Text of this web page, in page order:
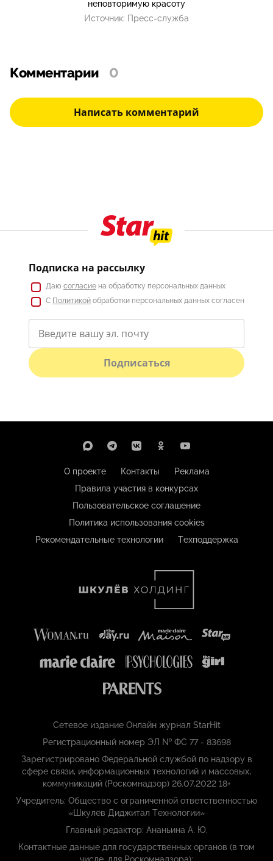
неповторимую красоту
Источник: Пресс-служба
Комментарии 0
Написать комментарий
Подписка на рассылку
Даю согласие на обработку персональных данных
С Политикой обработки персональных данных согласен
Подписаться
О проекте Контакты
Реклама
Правила участия в конкурсах
Пользовательское соглашение
Политика использования cookies
Рекомендательные технологии
Техподдержка
Сетевое издание Онлайн журнал StarHit
Регистрационный номер ЭЛ № ФС 77 - 83698
Зарегистрировано Федеральной службой по надзору в
сфере связи, информационных технологий и массовых,
коммуникаций (Роскомнадзор) 26.07.2022 18+
Учредитель: Общество с ограниченной ответственностью
«Шкулёв Диджитал Технологии»
Главный редактор: Ананьина А. Ю.
Контактные данные для государственных органов (в том